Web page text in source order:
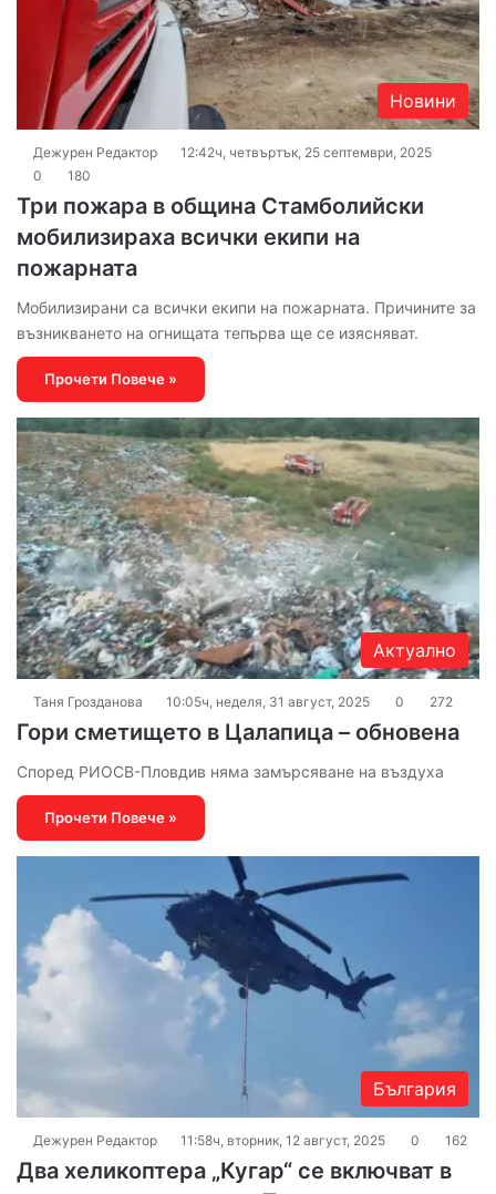
Новини
Дежурен Редактор
12:42ч, четвъртък, 25 септември, 2025
0
180
Три пожара в община Стамболийски
мобилизираха всички екипи на
пожарната
Мобилизирани са всички екипи на пожарната. Причините за
възникването на огнищата тепърва ще се изясняват.
Прочети Повече »
Актуално
Таня Грозданова 10:05ч, неделя, 31 август, 2025 0 272
Гори сметището в Цалапица – обновена
Според РИОСВ-Пловдив няма замърсяване на въздуха
Прочети Повече »
България
Дежурен Редактор 11:58ч, вторник, 12 август, 2025 0 162
Два хеликоптера „Кугар“ се включват в